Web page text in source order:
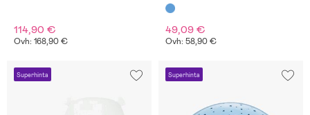
114,90 €
Ovh: 168,90 €
Dove Blue
49,09 €
Ovh: 58,90 €
Superhinta Superhinta